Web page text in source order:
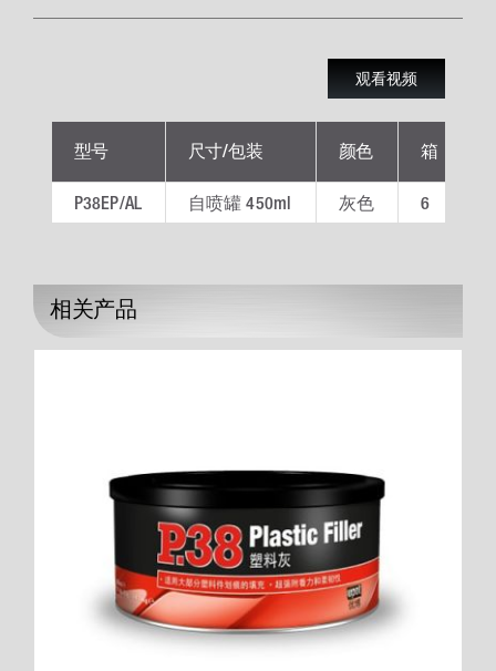
观看视频
型号 尺寸/包装 颜色 箱
P38EP/AL 自喷罐 450ml 灰色 6
相关产品